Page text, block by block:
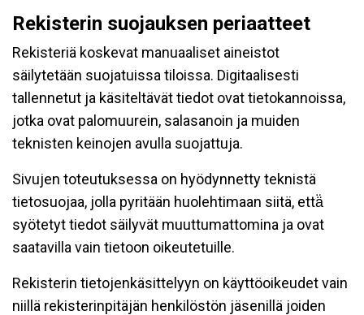
Rekisterin suojauksen periaatteet
Rekisteriä koskevat manuaaliset aineistot
säilytetään suojatuissa tiloissa. Digitaalisesti
tallennetut ja käsiteltävät tiedot ovat tietokannoissa,
jotka ovat palomuurein, salasanoin ja muiden
teknisten keinojen avulla suojattuja.
Sivujen toteutuksessa on hyödynnetty teknistä
tietosuojaa, jolla pyritään huolehtimaan siitä, että̈
syötetyt tiedot säilyvät muuttumattomina ja ovat
saatavilla vain tietoon oikeutetuille.
Rekisterin tietojenkäsittelyyn on käyttöoikeudet vain
niillä rekisterinpitäjän henkilöstön jäsenillä joiden